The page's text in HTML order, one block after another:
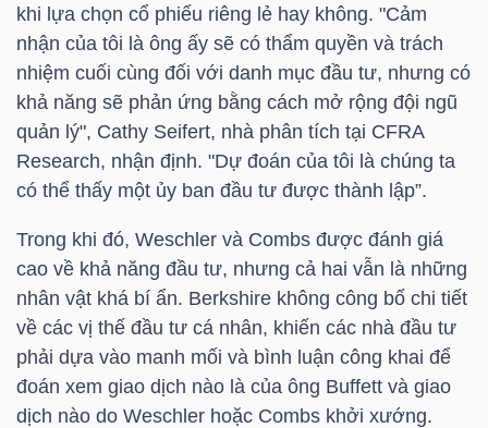
khi lựa chọn cổ phiếu riêng lẻ hay không. "Cảm
nhận của tôi là ông ấy sẽ có thẩm quyền và trách
nhiệm cuối cùng đối với danh mục đầu tư, nhưng có
khả năng sẽ phản ứng bằng cách mở rộng đội ngũ
quản lý", Cathy Seifert, nhà phân tích tại CFRA
Research, nhận định. "Dự đoán của tôi là chúng ta
có thể thấy một ủy ban đầu tư được thành lập”.
Trong khi đó, Weschler và Combs được đánh giá
cao về khả năng đầu tư, nhưng cả hai vẫn là những
nhân vật khá bí ẩn. Berkshire không công bố chi tiết
về các vị thế đầu tư cá nhân, khiến các nhà đầu tư
phải dựa vào manh mối và bình luận công khai để
đoán xem giao dịch nào là của ông Buffett và giao
dịch nào do Weschler hoặc Combs khởi xướng.
chứng
khoán
(-)
Tất cả Cổ phiếu Chỉ số Chứng chỉ quỹ
Lãnh
(-)
Tất cả Người nội bộ Người liên quan Cổ đông lớn
Tin
tức
(-)